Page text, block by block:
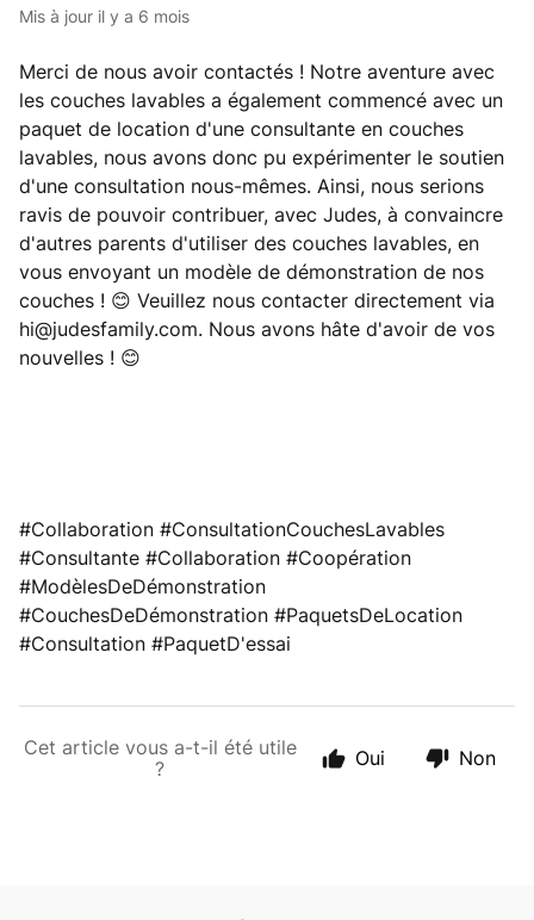
Mis à jour il y a 6 mois
Merci de nous avoir contactés ! Notre aventure avec
les couches lavables a également commencé avec un
paquet de location d'une consultante en couches
lavables, nous avons donc pu expérimenter le soutien
d'une consultation nous-mêmes. Ainsi, nous serions
ravis de pouvoir contribuer, avec Judes, à convaincre
d'autres parents d'utiliser des couches lavables, en
vous envoyant un modèle de démonstration de nos
couches ! 😊 Veuillez nous contacter directement via
hi@judesfamily.com. Nous avons hâte d'avoir de vos
nouvelles ! 😊
#Collaboration #ConsultationCouchesLavables
#Consultante #Collaboration #Coopération
#ModèlesDeDémonstration
#CouchesDeDémonstration #PaquetsDeLocation
#Consultation #PaquetD'essai
Cet article vous a-t-il été utile
?
Oui Non